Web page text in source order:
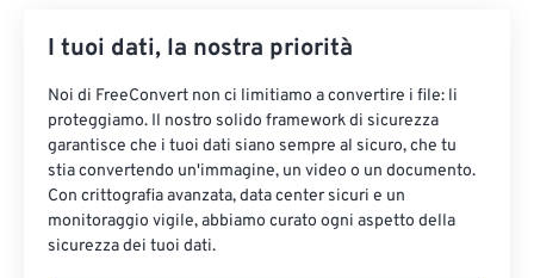
I tuoi dati, la nostra priorità
Noi di FreeConvert non ci limitiamo a convertire i file: li
proteggiamo. Il nostro solido framework di sicurezza
garantisce che i tuoi dati siano sempre al sicuro, che tu
stia convertendo un'immagine, un video o un documento.
Con crittografia avanzata, data center sicuri e un
monitoraggio vigile, abbiamo curato ogni aspetto della
sicurezza dei tuoi dati.